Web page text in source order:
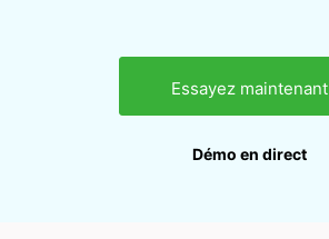
Essayez maintenant
Démo en direct